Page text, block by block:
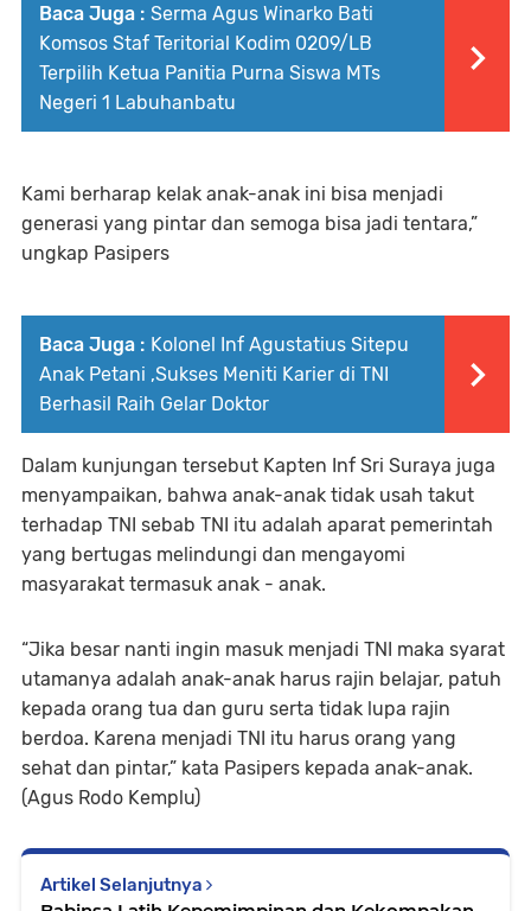
Baca Juga : Serma Agus Winarko Bati
Komsos Staf Teritorial Kodim 0209/LB
Terpilih Ketua Panitia Purna Siswa MTs
Negeri 1 Labuhanbatu
Kami berharap kelak anak-anak ini bisa menjadi
generasi yang pintar dan semoga bisa jadi tentara,”
ungkap Pasipers
Baca Juga : Kolonel Inf Agustatius Sitepu
Anak Petani ,Sukses Meniti Karier di TNI
Berhasil Raih Gelar Doktor
Dalam kunjungan tersebut Kapten Inf Sri Suraya juga
menyampaikan, bahwa anak-anak tidak usah takut
terhadap TNI sebab TNI itu adalah aparat pemerintah
yang bertugas melindungi dan mengayomi
masyarakat termasuk anak - anak.
“Jika besar nanti ingin masuk menjadi TNI maka syarat
utamanya adalah anak-anak harus rajin belajar, patuh
kepada orang tua dan guru serta tidak lupa rajin
berdoa. Karena menjadi TNI itu harus orang yang
sehat dan pintar,” kata Pasipers kepada anak-anak.
(Agus Rodo Kemplu)
Artikel Selanjutnya